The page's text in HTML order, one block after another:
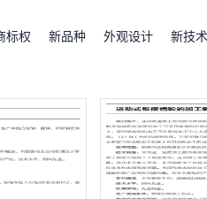
标权 新品种 外观设计 新技术